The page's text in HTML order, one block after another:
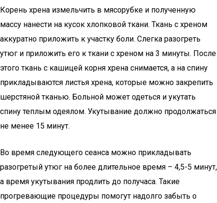
Корень хрена измельчить в мясорубке и полученную
массу нанести на кусок хлопковой ткани. Ткань с хреном
аккуратно приложить к участку боли. Слегка разогреть
утюг и приложить его к ткани с хреном на 3 минуты. После
этого ткань с кашицей корня хрена снимается, а на спину
прикладываются листья хрена, которые можно закрепить
шерстяной тканью. Больной может одеться и укутать
спину теплым одеялом. Укутывание должно продолжаться
не менее 15 минут.
Во время следующего сеанса можно прикладывать
разогретый утюг на более длительное время – 4,5-5 минут,
а время укутывания продлить до получаса. Такие
прогревающие процедуры помогут надолго забыть о